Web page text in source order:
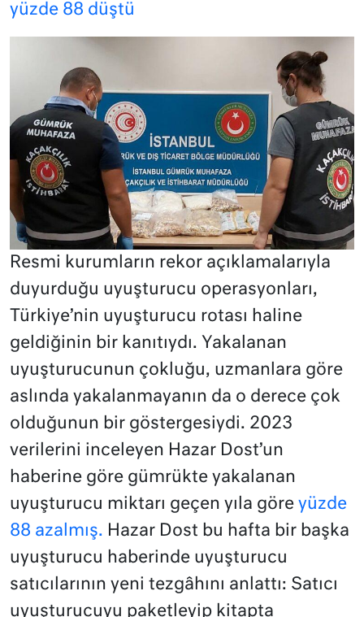
yüzde 88 düştü
Resmi kurumların rekor açıklamalarıyla
duyurduğu uyuşturucu operasyonları,
Türkiye’nin uyuşturucu rotası haline
geldiğinin bir kanıtıydı. Yakalanan
uyuşturucunun çokluğu, uzmanlara göre
aslında yakalanmayanın da o derece çok
olduğunun bir göstergesiydi. 2023
verilerini inceleyen Hazar Dost’un
haberine göre gümrükte yakalanan
uyuşturucu miktarı geçen yıla göre yüzde
88 azalmış. Hazar Dost bu hafta bir başka
uyuşturucu haberinde uyuşturucu
satıcılarının yeni tezgâhını anlattı: Satıcı
uyuşturucuyu paketleyip kitapta